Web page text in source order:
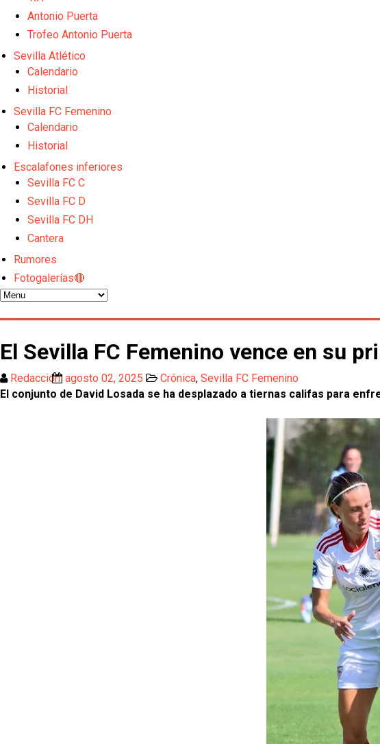
Vargas y Sow se incorporan al grupo en la sesión del martes
Odysseas Vlachodimos: “El objetivo es mejorar la temporada
Opinión | "Carta abierta a Alberto Flores" por Rafa García
Antonio Puerta
Trofeo Antonio Puerta
Sevilla Atlético
Calendario
Historial
Sevilla FC Femenino
Calendario
Historial
Escalafones inferiores
Sevilla FC C
Sevilla FC D
Sevilla FC DH
Cantera
Rumores
Fotogalerías🔴
El Sevilla FC Femenino vence en su
Redacción agosto 02, 2025 Crónica, Sevilla FC Femenino
El conjunto de David Losada se ha desplazado a tiernas califas para